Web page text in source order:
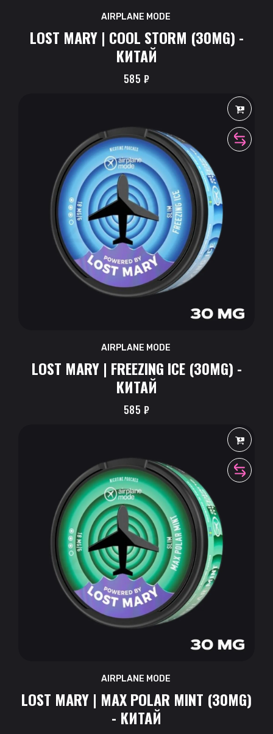
AIRPLANE MODE
LOST MARY | COOL STORM (30MG) -
КИТАЙ
585 ₽
AIRPLANE MODE
LOST MARY | FREEZING ICE (30MG) -
КИТАЙ
585 ₽
AIRPLANE MODE
LOST MARY | MAX POLAR MINT (30MG)
- КИТАЙ